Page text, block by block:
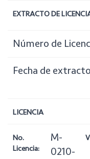
EXTRACTO DE
Número de
Fecha de
LICENCIA
No.
Licencia:
M-
0210-